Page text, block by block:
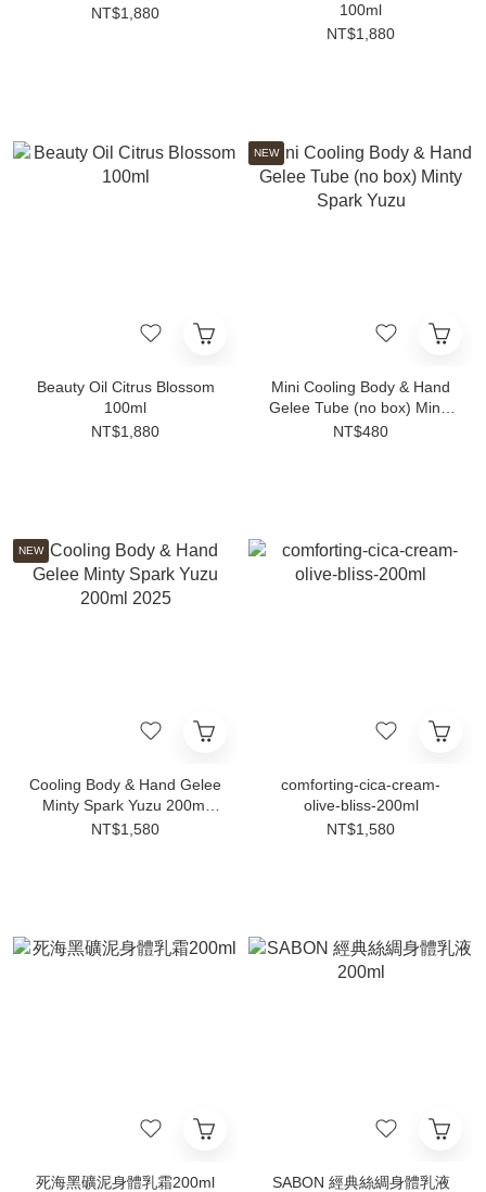
NT$1,880
100ml
NT$1,880
Beauty Oil Citrus Blossom
100ml
NT$1,880
NEW
Mini Cooling Body & Hand
Gelee Tube (no box) Minty
Spark Yuzu
NT$480
NEW
Cooling Body & Hand Gelee
Minty Spark Yuzu 200ml
2025
NT$1,580
comforting-cica-cream-
olive-bliss-200ml
NT$1,580
死海黑礦泥身體乳霜200ml SABON 經典絲綢身體乳液